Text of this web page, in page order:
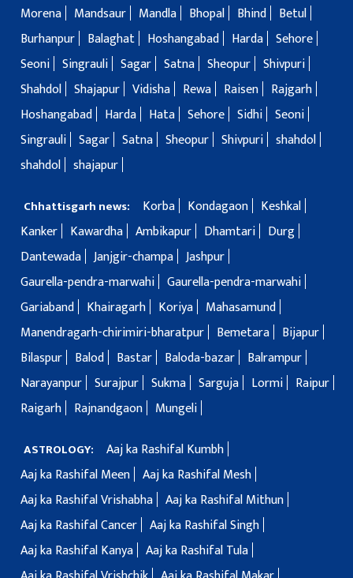
Morena
Mandsaur Mandla Bhopal Bhind
Betul
Burhanpur
Balaghat Hoshangabad Harda Sehore
Seoni Singrauli Sagar Satna Sheopur Shivpuri
Shahdol Shajapur Vidisha Rewa Raisen
Rajgarh
Hoshangabad
Harda Hata Sehore Sidhi Seoni
Singrauli Sagar Satna Sheopur Shivpuri shahdol
shahdol shajapur
Chhattisgarh news: Korba Kondagaon
Keshkal
Kanker
Kawardha Ambikapur Dhamtari
Durg
Dantewada Janjgir-champa Jashpur
Gaurella-pendra-marwahi Gaurella-pendra-marwahi
Gariaband
Khairagarh Koriya
Mahasamund
Manendragarh-chirimiri-bharatpur
Bemetara
Bijapur
Bilaspur
Balod Bastar Baloda-bazar
Balrampur
Narayanpur Surajpur Sukma Sarguja Lormi
Raipur
Raigarh
Rajnandgaon Mungeli
ASTROLOGY:
Aaj ka Rashifal Kumbh
Aaj ka Rashifal Meen Aaj ka Rashifal Mesh
Aaj ka Rashifal Vrishabha Aaj ka Rashifal Mithun
Aaj ka Rashifal Cancer Aaj ka Rashifal Singh
Aaj ka Rashifal Kanya Aaj ka Rashifal Tula